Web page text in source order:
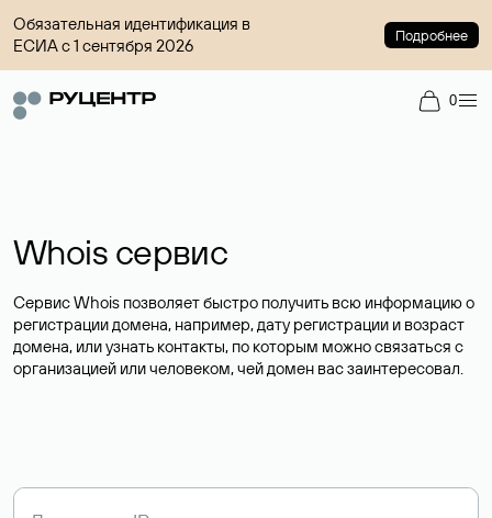
Обязательная идентификация в
ЕСИА с 1 сентября 2026
Подробнее
0
Whois сервис
Сервис Whois позволяет быстро получить всю информацию о
регистрации домена, например, дату регистрации и возраст
домена, или узнать контакты, по которым можно связаться с
организацией или человеком, чей домен вас заинтересовал.